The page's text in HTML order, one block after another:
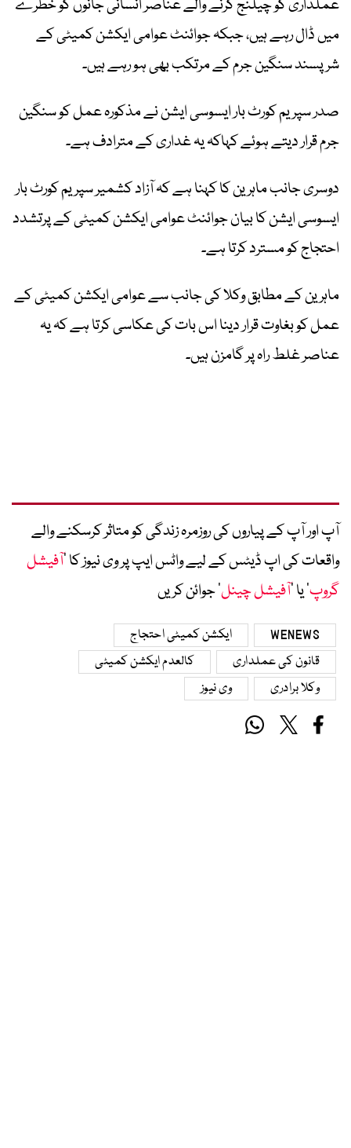
عملداری کو چیلنج کرنے والے عناصر انسانی جانوں کو خطرے
میں ڈال رہے ہیں، جبکہ جوائنٹ عوامی ایکشن کمیٹی کے
شرپسند سنگین جرم کے مرتکب بھی ہو رہے ہیں۔
صدر سپریم کورٹ بار ایسوسی ایشن نے مذکورہ عمل کو سنگین
جرم قرار دیتے ہوئے کہاکہ یہ غداری کے مترادف ہے۔
دوسری جانب ماہرین کا کہنا ہے کہ آزاد کشمیر سپریم کورٹ بار
ایسوسی ایشن کا بیان جوائنٹ عوامی ایکشن کمیٹی کے پرتشدد
احتجاج کو مسترد کرتا ہے۔
ماہرین کے مطابق وکلا کی جانب سے عوامی ایکشن کمیٹی کے
عمل کو بغاوت قرار دینا اس بات کی عکاسی کرتا ہے کہ یہ
عناصر غلط راہ پر گامزن ہیں۔
آپ اور آپ کے پیاروں کی روزمرہ زندگی کو متاثر کرسکنے والے
واقعات کی اپ ڈیٹس کے لیے واٹس ایپ پر وی نیوز کا ’آفیشل
گروپ‘ یا ’آفیشل چینل‘ جوائن کریں
WENEWS
ایکشن کمیٹی احتجاج
قانون کی عملداری
کالعدم ایکشن کمیٹی
وکلا برادری
وی نیوز